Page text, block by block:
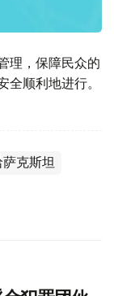
理，保障民众的
顺利地进行。
萨克斯坦